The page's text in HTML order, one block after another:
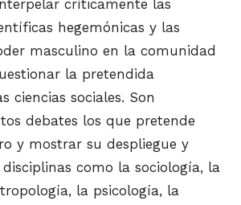
críticamente las
hegemónicas y las
masculino en la comunidad
la pretendida
ciencias sociales. Son
debates los que pretende
y mostrar su despliegue y
como la sociología, la
la psicología, la